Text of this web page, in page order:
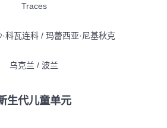
Traces
科瓦连科 / 玛蕾西亚·尼基秋克
乌克兰 / 波兰
生代儿童单元